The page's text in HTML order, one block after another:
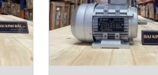
Động cơ điện 0.37kw 1/2hp